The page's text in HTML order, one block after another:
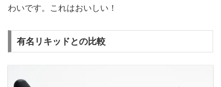
わいです。これはおいしい！
有名リキッドとの比較